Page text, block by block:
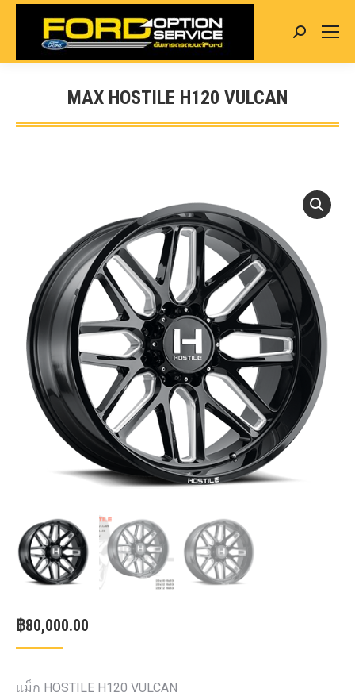
Search:
MAX HOSTILE H120 VULCAN
You are here:
฿80,000.00
แม็ก HOSTILE H120 VULCAN